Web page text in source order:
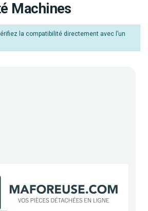
Machines
la compatibilité directement avec l’un